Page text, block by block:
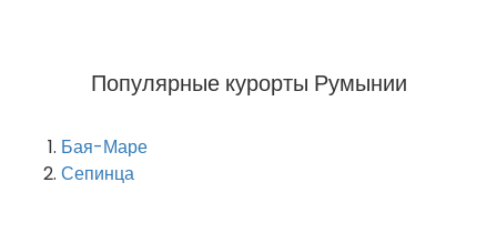
Популярные курорты Румынии
Бая-Маре
Сепинца